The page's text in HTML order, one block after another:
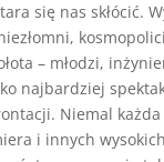
się nas skłócić.
– młodzi,
najbardziej
Niemal
i innych wysokich